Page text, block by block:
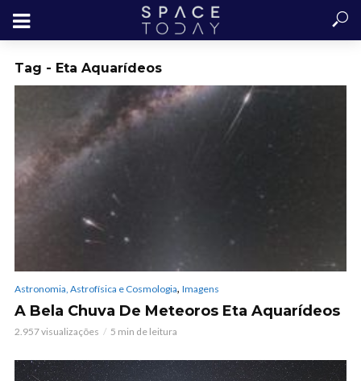
Tag - Eta Aquarídeos
Astronomia, Astrofísica e Cosmologia, Imagens
A Bela Chuva De Meteoros Eta Aquarídeos
2.957 visualizações 5 min de leitura